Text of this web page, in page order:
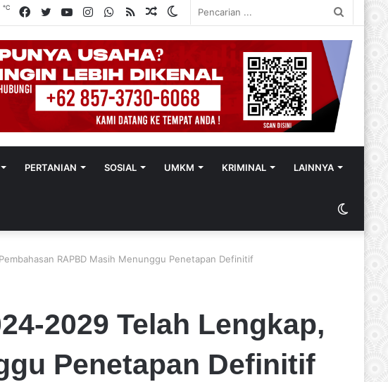
Switch
Random
RSS
WhatsApp
Instagram
YouTube
Twitter
Facebook
℃
PERTANIAN SOSIAL UMKM KRIMINAL LAINNYA
RAPBD Masih Menunggu Penetapan Definitif
2029 Telah Lengkap,
Penetapan Definitif